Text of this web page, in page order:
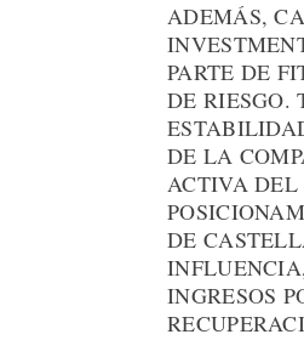
ADEMÁS,
PARTE DE
DE RIESGO.
DE LA
ACTIVA DEL
DE
INGRESOS